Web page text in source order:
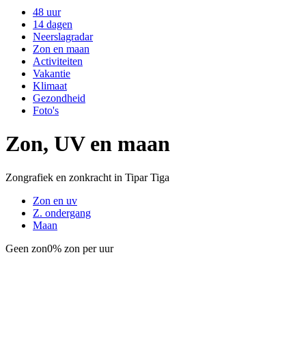
48 uur
14 dagen
Neerslagradar
Zon en maan
Activiteiten
Vakantie
Klimaat
Gezondheid
Foto's
Zon, UV en maan
Zongrafiek en zonkracht in Tipar Tiga
Zon en uv
Z. ondergang
Maan
Geen zon0% zon per uur